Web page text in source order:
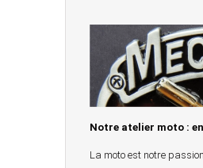
Notre atelier moto :
La moto est notre